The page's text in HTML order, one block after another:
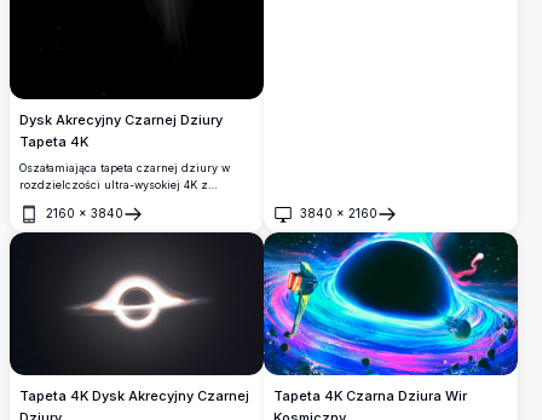
Dysk Akrecyjny Czarnej Dziury
Tapeta 4K
Oszałamiająca tapeta czarnej dziury w
rozdzielczości ultra-wysokiej 4K z
dramatycznym efektem soczewkowania
grawitacyjnego. Hipnotyzująca scena
zjawiskami przestrzeni międzygwiezdnej.
2160 × 3840
Otwórz
3840 × 2160
Otwórz
Tapeta 4K Dysk Akrecyjny Czarnej
Tapeta 4K Czarna Dziura Wir